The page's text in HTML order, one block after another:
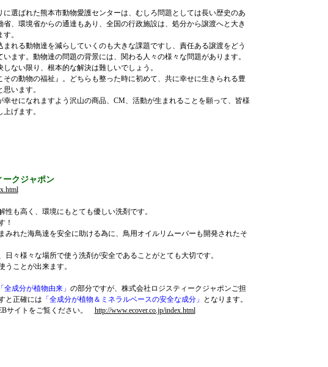
に選ばれた熊本市動物愛護センターは、むしろ問題としては長い歴史のあ
省、環境省からの通達もあり、全国の行政施設は、処分から譲渡へと大き
。
れる動物達を減らしていくのも大きな課題ですし、責任ある譲渡をどう
ます。動物達の問題の背景には、関わる人々の様々な問題があります。
ない限り、根本的な解決は難しいでしょう。
の動物の福祉』。どちらも整った時に初めて、共に幸せに生きられる豊
います。
せになれますよう沢山の商品、CM、活動が生まれることを願って、皆様
げます。
クジャポン
性も高く、環境にもとても優しい洗剤です。
！
みれた海鳥達を安全に助ける為に、鳥用オイルリムーバーも開発されたそ
日々様々な場所で使う洗剤が安全であることがとても大切です。
うことが出来ます。
全成分が植物由来」 の部分ですが、株式会社ロジスティークジャポンご担
と正確には 「全成分が植物＆ミネラルベースの安全な成分」
となります。
サイトをご覧ください。
http://www.ecover.co.jp/index.html